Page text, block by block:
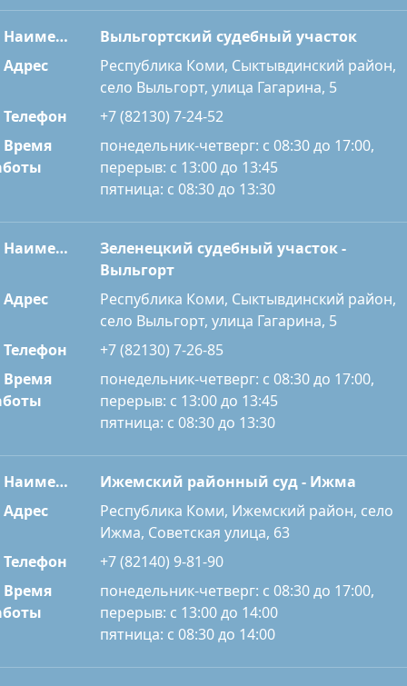
Наименование
Выльгортский судебный участок
Адрес
Республика Коми, Сыктывдинский район,
село Выльгорт, улица Гагарина, 5
Телефон
+7 (82130) 7-24-52
Время
понедельник-четверг: с 08:30 до 17:00,
перерыв: с 13:00 до 13:45
пятница: с 08:30 до 13:30
Наименование
Зеленецкий судебный участок -
Выльгорт
Адрес
Республика Коми, Сыктывдинский район,
село Выльгорт, улица Гагарина, 5
Телефон
+7 (82130) 7-26-85
Время
понедельник-четверг: с 08:30 до 17:00,
перерыв: с 13:00 до 13:45
пятница: с 08:30 до 13:30
Наименование
Ижемский районный суд - Ижма
Адрес
Республика Коми, Ижемский район, село
Ижма, Советская улица, 63
Телефон
+7 (82140) 9-81-90
Время
понедельник-четверг: с 08:30 до 17:00,
перерыв: с 13:00 до 14:00
пятница: с 08:30 до 14:00